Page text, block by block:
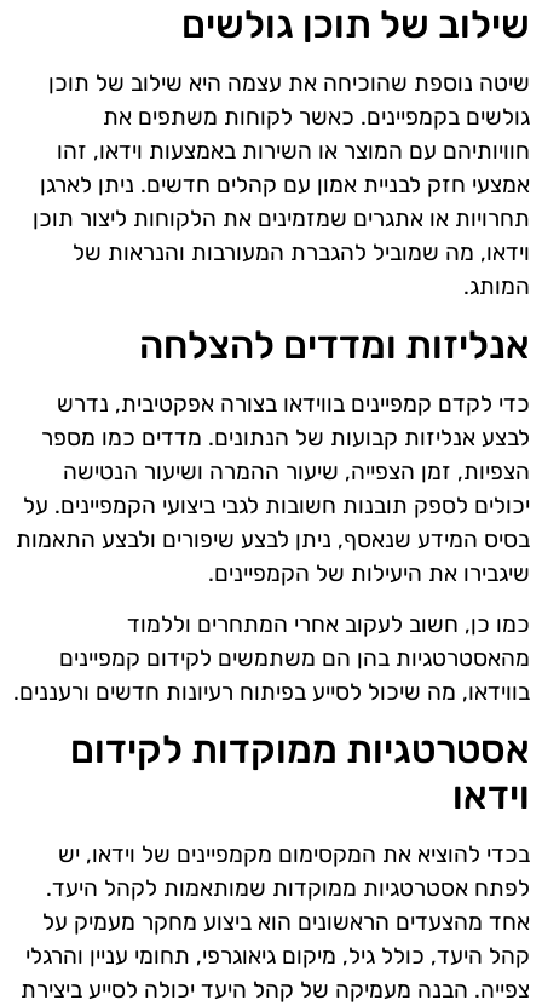
שילוב של תוכן גולשים
שיטה נוספת שהוכיחה את עצמה היא שילוב של תוכן
גולשים בקמפיינים. כאשר לקוחות משתפים את
חוויותיהם עם המוצר או השירות באמצעות וידאו, זהו
אמצעי חזק לבניית אמון עם קהלים חדשים. ניתן לארגן
תחרויות או אתגרים שמזמינים את הלקוחות ליצור תוכן
וידאו, מה שמוביל להגברת המעורבות והנראות של
המותג.
אנליזות ומדדים להצלחה
כדי לקדם קמפיינים בווידאו בצורה אפקטיבית, נדרש
לבצע אנליזות קבועות של הנתונים. מדדים כמו מספר
הצפיות, זמן הצפייה, שיעור ההמרה ושיעור הנטישה
יכולים לספק תובנות חשובות לגבי ביצועי הקמפיינים. על
בסיס המידע שנאסף, ניתן לבצע שיפורים ולבצע התאמות
שיגבירו את היעילות של הקמפיינים.
כמו כן, חשוב לעקוב אחרי המתחרים וללמוד
מהאסטרטגיות בהן הם משתמשים לקידום קמפיינים
בווידאו, מה שיכול לסייע בפיתוח רעיונות חדשים ורעננים.
אסטרטגיות ממוקדות לקידום
וידאו
בכדי להוציא את המקסימום מקמפיינים של וידאו, יש
לפתח אסטרטגיות ממוקדות שמותאמות לקהל היעד.
אחד מהצעדים הראשונים הוא ביצוע מחקר מעמיק על
קהל היעד, כולל גיל, מיקום גיאוגרפי, תחומי עניין והרגלי
צפייה. הבנה מעמיקה של קהל היעד יכולה לסייע ביצירת